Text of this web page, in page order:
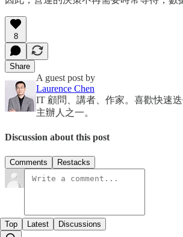
8
Share
A guest post by
Laurence Chen
IT 顧問、講者、作家。喜歡快速迭
主辦人之一。
Discussion about this post
Comments Restacks
Top Latest Discussions